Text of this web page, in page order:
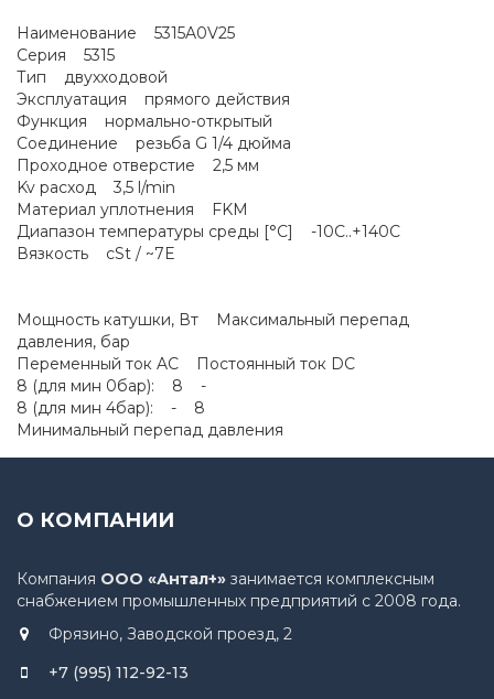
Наименование 5315A0V25
Серия 5315
Тип двухходовой
Эксплуатация прямого действия
Функция нормально-открытый
Соединение резьба G 1/4 дюйма
Проходное отверстие 2,5 мм
Kv расход 3,5 l/min
Материал уплотнения FKM
Диапазон температуры среды [°C] -10C..+140C
Вязкость cSt / ~7E
Мощность катушки, Вт Максимальный перепад
давления, бар
Переменный ток AC Постоянный ток DC
8 (для мин 0бар): 8 -
8 (для мин 4бар): - 8
Минимальный перепад давления
О КОМПАНИИ
Компания ООО «Антал+» занимается комплексным
снабжением промышленных предприятий с 2008 года.
Фрязино, Заводской проезд, 2
+7 (995) 112-92-13